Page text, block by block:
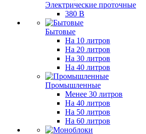
Электрические проточные
380 В
Бытовые
На 10 литров
На 20 литров
На 30 литров
На 40 литров
Промышленные
Менее 30 литров
На 40 литров
На 50 литров
На 60 литров